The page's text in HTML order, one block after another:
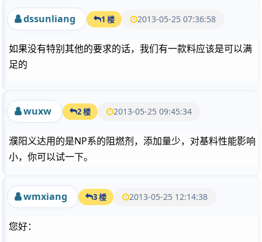
dssunliang 1 楼 2013-05-25 07:36:58
如果没有特别其他的要求的话，我们有一款料应该是可以满
足的
wuxw 2 楼 2013-05-25 09:45:34
濮阳义达用的是NP系的阻燃剂，添加量少，对基料性能影响
小，你可以试一下。
wmxiang 3 楼 2013-05-25 12:14:38
您好：